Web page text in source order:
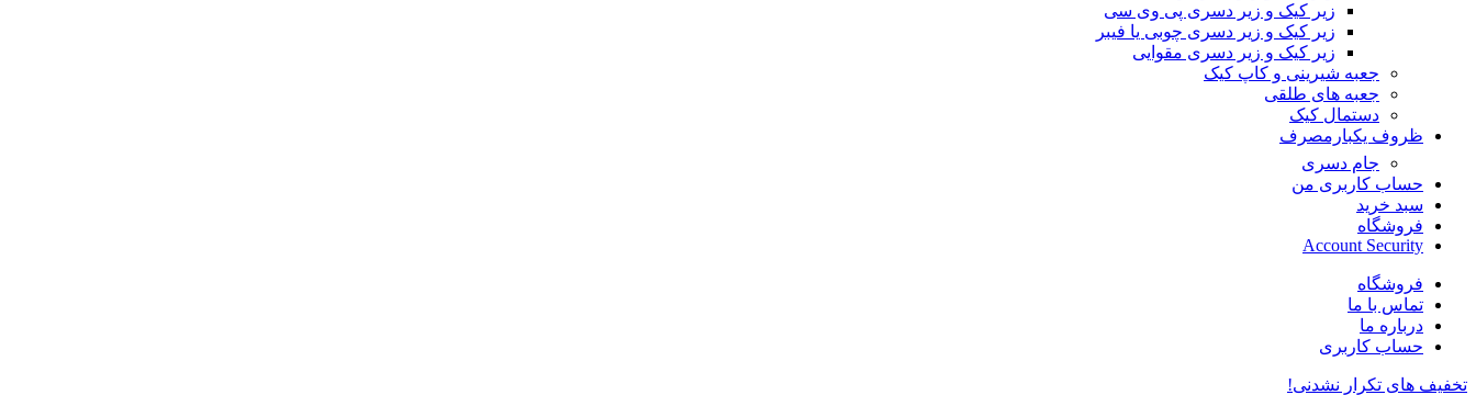
زیر کیک و زیر دسری پی وی سی
زیر کیک و زیر دسری چوبی یا فیبر
زیر کیک و زیر دسری مقوایی
جعبه شیرینی و کاپ کیک
جعبه های طلقی
دستمال کیک
ظروف یکبارمصرف
جام دسری
حساب کاربری من
سبد خرید
فروشگاه
Account Security
فروشگاه
تماس با ما
درباره ما
حساب کاربری
تخفیف های تکرار نشدنی!